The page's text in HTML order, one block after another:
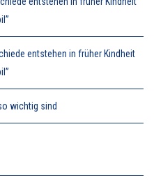
entstehen in früher Kindheit
wichtig sind